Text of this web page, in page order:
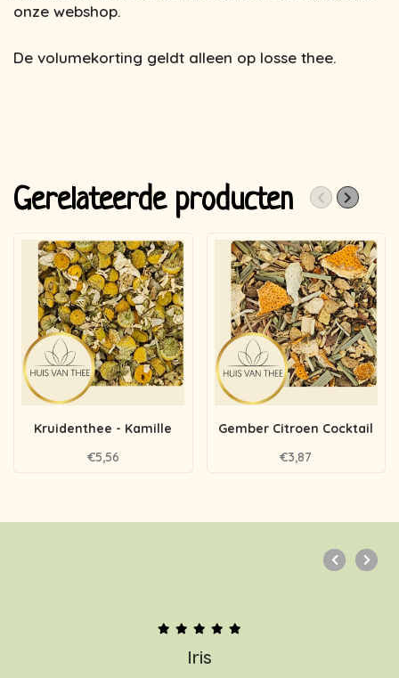
onze webshop.
De volumekorting geldt alleen op losse thee.
Gerelateerde producten
Kruidenthee - Kamille
€5,56
Gember Citroen Cocktail
€3,87
Iris